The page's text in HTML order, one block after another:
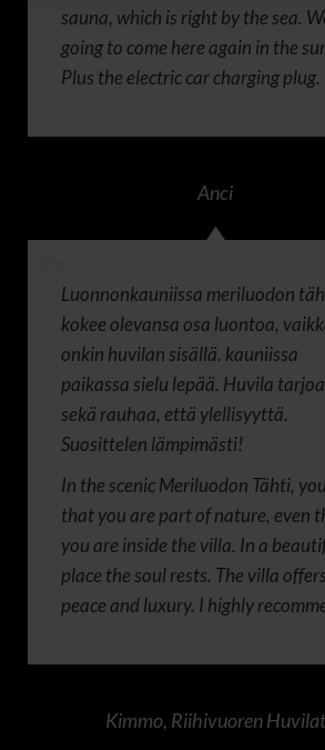
sauna, which is right by the sea.
going to come here again in the
Plus the electric car charging plug.
Anci
Luonnonkauniissa meriluodon
kokee olevansa osa luontoa,
onkin huvilan sisällä. kauniissa
paikassa sielu lepää. Huvila
sekä rauhaa, että ylellisyyttä.
Suosittelen lämpimästi!
In the scenic Meriluodon Tähti,
that you are part of nature, even
you are inside the villa. In a
place the soul rests. The villa
peace and luxury. I highly
Kimmo, Riihivuoren Huvilat